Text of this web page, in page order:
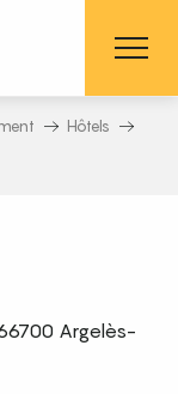
Hôtels
Argelès-